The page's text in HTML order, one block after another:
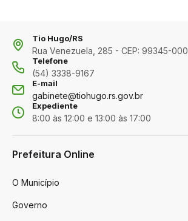
Tio Hugo/RS
Rua Venezuela, 285 - CEP: 99345-000
Telefone
(54) 3338-9167
E-mail
gabinete@tiohugo.rs.gov.br
Expediente
8:00 às 12:00 e 13:00 às 17:00
Prefeitura Online
O Município
Governo